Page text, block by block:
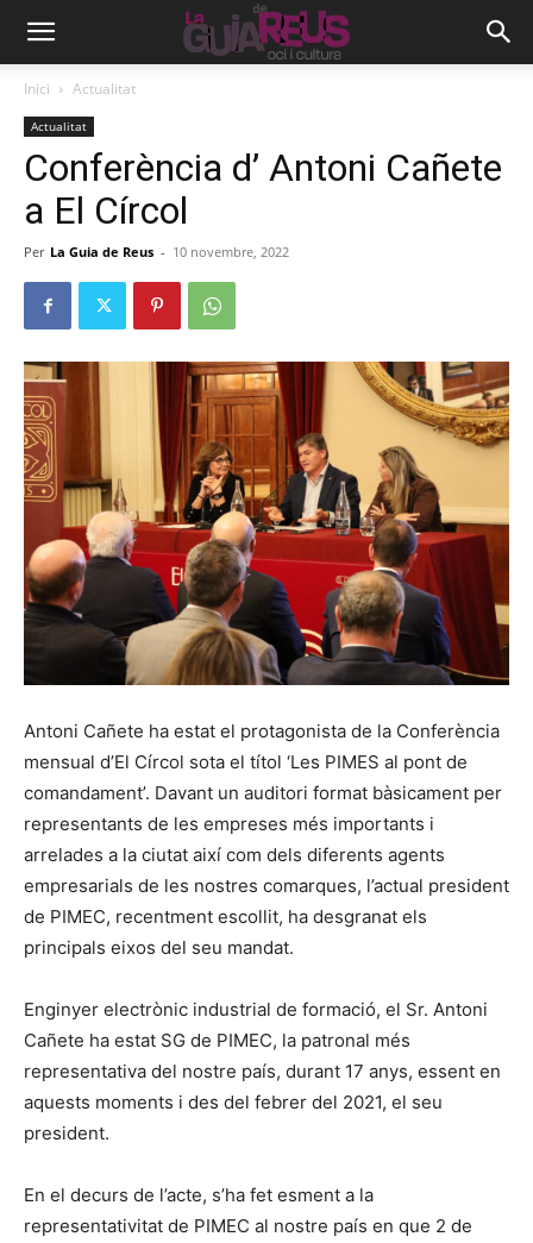
Inici Actualitat
Actualitat
Conferència d’ Antoni Cañete
a El Círcol
Per La Guia de Reus - 10 novembre, 2022
Antoni Cañete ha estat el protagonista de la Conferència
mensual d’El Círcol sota el títol ‘Les PIMES al pont de
comandament’. Davant un auditori format bàsicament per
representants de les empreses més importants i
arrelades a la ciutat així com dels diferents agents
empresarials de les nostres comarques, l’actual president
de PIMEC, recentment escollit, ha desgranat els
principals eixos del seu mandat.
Enginyer electrònic industrial de formació, el Sr. Antoni
Cañete ha estat SG de PIMEC, la patronal més
representativa del nostre país, durant 17 anys, essent en
aquests moments i des del febrer del 2021, el seu
president.
En el decurs de l’acte, s’ha fet esment a la
representativitat de PIMEC al nostre país en que 2 de